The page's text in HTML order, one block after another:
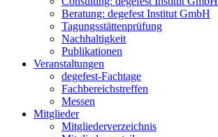
Beratung: degefest Institut GmbH
Tagungsstättenprüfung
Nachhaltigkeit
Publikationen
Veranstaltungen
degefest-Fachtage
Fachbereichstreffen
Messen
Mitglieder
Mitgliederverzeichnis